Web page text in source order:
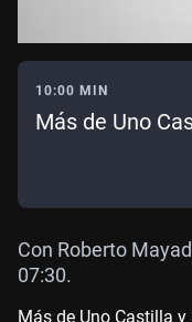
10:00 MIN
Más de Uno
Con Roberto
07:30.
Más de Uno Castilla